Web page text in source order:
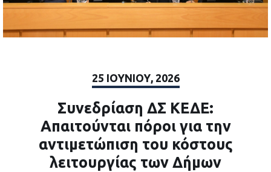
25 ΙΟΥΝΊΟΥ, 2026
Συνεδρίαση ΔΣ ΚΕΔΕ:
Απαιτούνται πόροι για την
αντιμετώπιση του κόστους
λειτουργίας των Δήμων